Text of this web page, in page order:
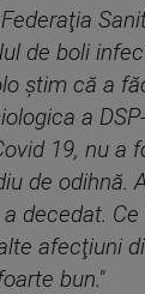
de boli
ştim că a
a
19, nu a
de odihnă.
decedat.
afecţiuni
bun."